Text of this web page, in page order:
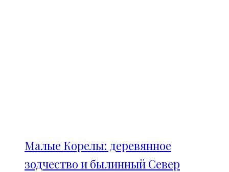
Малые Корелы: деревянное
зодчество и былинный Север